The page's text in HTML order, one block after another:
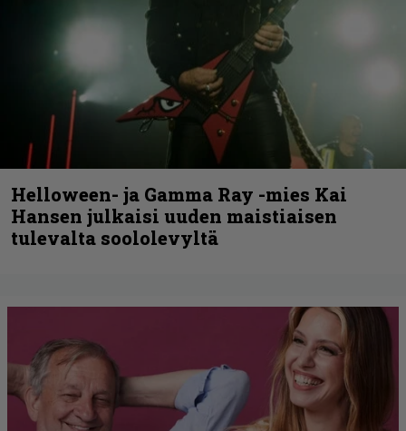
Helloween- ja Gamma Ray -mies Kai
Hansen julkaisi uuden maistiaisen
tulevalta soololevyltä